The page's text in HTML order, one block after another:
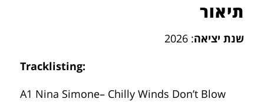
תיאור
שנת יציאה: 2026
Tracklisting:
A1 Nina Simone– Chilly Winds Don’t Blow